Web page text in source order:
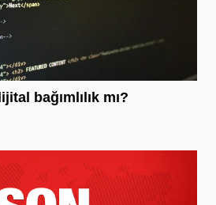
bağımlılık mı?